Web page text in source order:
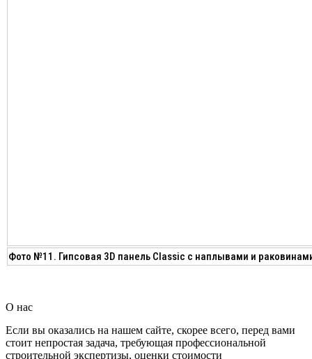
Фото №11. Гипсовая 3D панель Classic с наплывами и
О нас
Если вы оказались на нашем сайте, скорее всего, перед вами
стоит непростая задача, требующая профессиональной
строительной экспертизы, оценки стоимости